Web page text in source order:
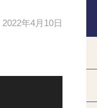
2022年4月10日